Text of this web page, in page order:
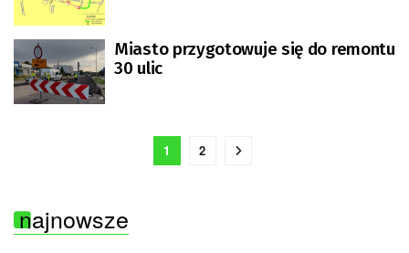
Miasto przygotowuje się do remontu
30 ulic
1 2
najnowsze